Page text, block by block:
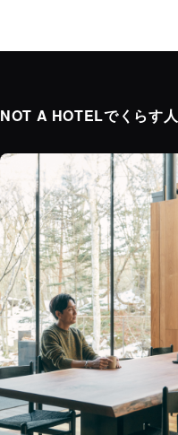
NOT A HOTELでくらす人